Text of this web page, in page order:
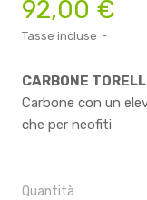
92,00 €
Tasse incluse
CARBONE
Carbone con un
che per neofiti
Quantità